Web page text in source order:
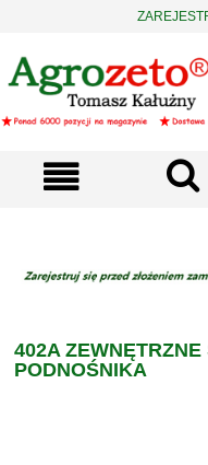
402A
PODNOŚNIKA